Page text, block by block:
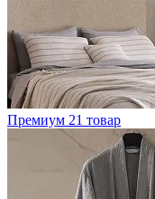
Премиум 21 товар